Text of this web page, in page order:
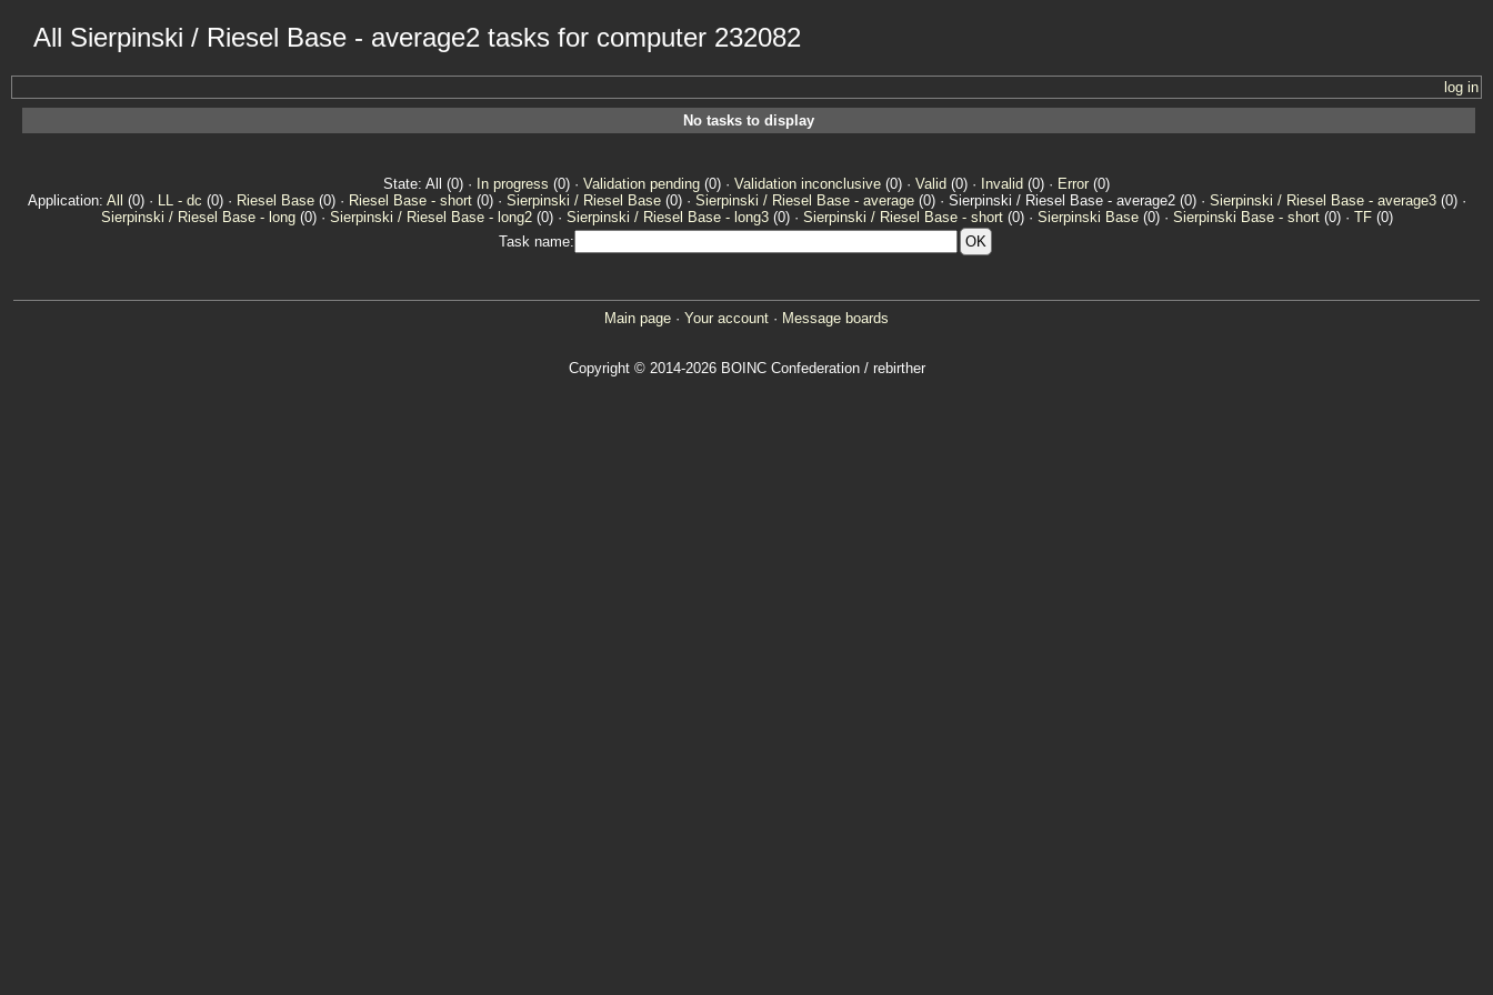
All Sierpinski / Riesel Base - average2 tasks for computer 232082
log in
No tasks to display
State: All (0) · In progress (0) · Validation pending (0) · Validation inconclusive (0) · Valid (0) · Invalid (0) · Error (0)
Application: All (0) · LL - dc (0) · Riesel Base(0) · Riesel Base - short(0) · Sierpinski / Riesel Base(0) · Sierpinski / Riesel Base - average(0) · Sierpinski / Riesel Base - average2 (0) · Sierpinski / Riesel Base - average3(0) ·
Sierpinski / Riesel Base - long(0) · Sierpinski / Riesel Base - long2(0) · Sierpinski / Riesel Base - long3(0) · Sierpinski / Riesel Base - short(0) · Sierpinski Base(0) · Sierpinski Base - short(0) · TF(0)
Task name:
Main page · Your account · Message boards
Copyright © 2014-2026 BOINC Confederation / rebirther